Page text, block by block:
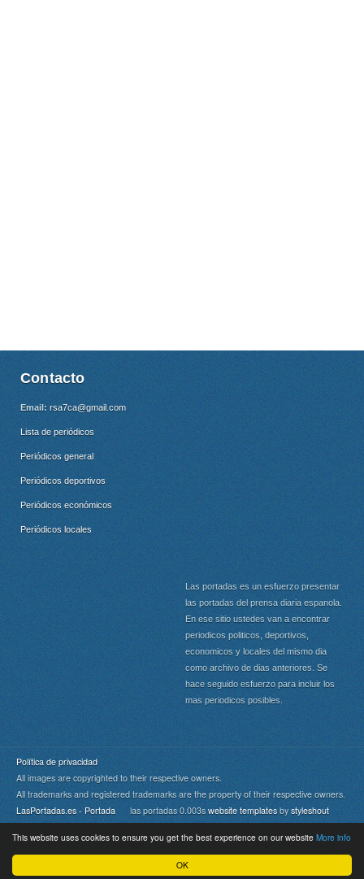
OK
This website uses cookies to ensure you get the best experience on our website More info
Contacto
Email: rsa7ca@gmail.com
Lista de periódicos
Periódicos general
Periódicos deportivos
Periódicos económicos
Periódicos locales
Las portadas es un esfuerzo presentar
las portadas del prensa diaria espanola.
En ese sitio ustedes van a encontrar
periodicos politicos, deportivos,
economicos y locales del mismo dia
como archivo de dias anteriores. Se
hace seguido esfuerzo para incluir los
mas periodicos posibles.
Política de privacidad
All images are copyrighted to their respective owners.
All trademarks and registered trademarks are the property of their respective owners.
LasPortadas.es - Portada las portadas 0.003s website templates by styleshout